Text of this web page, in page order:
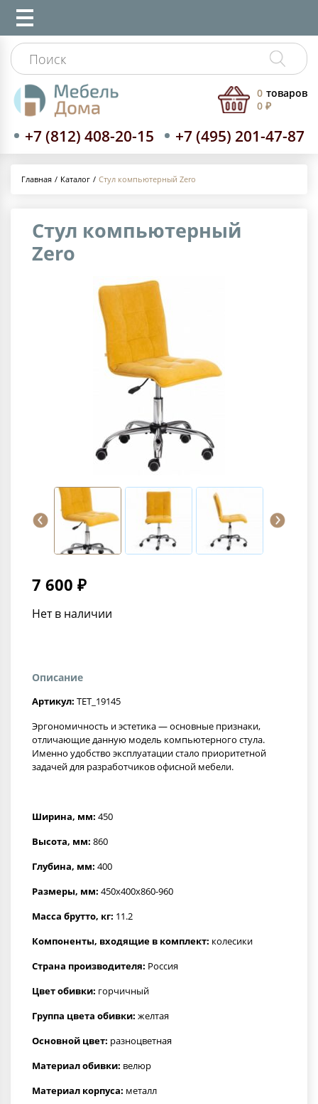
+7 (812) 408-20-15 +7 (495) 201-47-87
0 товаров
0 ₽
Главная Каталог Стул компьютерный Zero
Стул компьютерный
Zero
7 600 ₽
Нет в наличии
Описание
Артикул: TET_19145
Эргономичность и эстетика — основные признаки,
отличающие данную модель компьютерного стула.
Именно удобство эксплуатации стало приоритетной
задачей для разработчиков офисной мебели.
Ширина, мм: 450
Высота, мм: 860
Глубина, мм: 400
Размеры, мм: 450x400x860-960
Масса брутто, кг: 11.2
Компоненты, входящие в комплект: колесики
Страна производителя: Россия
Цвет обивки: горчичный
Группа цвета обивки: желтая
Основной цвет: разноцветная
Материал обивки: велюр
Материал корпуса: металл